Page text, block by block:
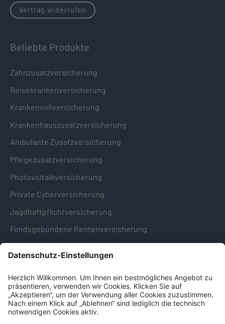
Vertrag widerrufen
Beliebte Produkte
Zahnzusatzversicherung
Reisekrankenversicherung
Krankenvollversicherung
Krankenhauszusatzversicherung
Ambulante Zusatzversicherung
Pflegezusatzversicherung
Photovoltaikversicherung
Private Cyberversicherung
Jagdhaftpflichtversicherung
Fondsgebundene Rentenversicherung
Hinweise & Informationen
Impressum
Datenschutz